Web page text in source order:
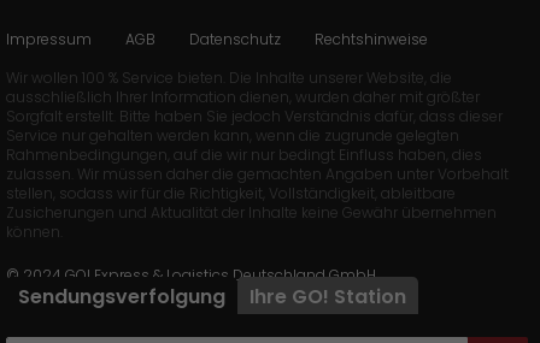
Sendungsverfolgung Ihre GO! Station
Impressum AGB Datenschutz
Rechtshinweise
Wir wollen 100 % Service bieten. Die Inhalte unserer Website, die
ausschließlich Ihrer Information dienen, wurden daher mit größter
Sorgfalt erstellt. Bitte haben Sie jedoch Verständnis dafür, dass dieser
Service nur gehalten werden kann, wenn die zugrunde gelegten
Rahmenbedingungen, auf die wir nur bedingt Einfluss haben, dies
zulassen. Wir müssen daher die gemachten Angaben unter Vorbehalt
stellen, sodass wir für die Richtigkeit, Vollständigkeit, ableitbare
Zusicherungen und Aktualität der Inhalte keine Gewähr übernehmen
können.
© 2024 GO! Express & Logistics Deutschland GmbH